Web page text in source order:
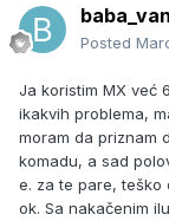
Posted
Ja koristim MX već
ikakvih problema,
moram da priznam
komadu, a sad
e. za te pare, teško
ok. Sa nakačenim